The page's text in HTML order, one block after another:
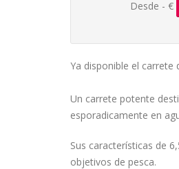
Desde - €
Ya disponible el carrete
Un carrete potente
esporadicamente en
Sus características de
objetivos de pesca.